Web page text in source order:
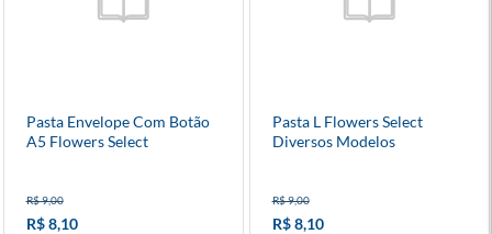
Pasta Envelope Com Botão
A5 Flowers Select
R$ 9,00
R$ 8,10
Pasta L Flowers Select
Diversos Modelos
R$ 9,00
R$ 8,10